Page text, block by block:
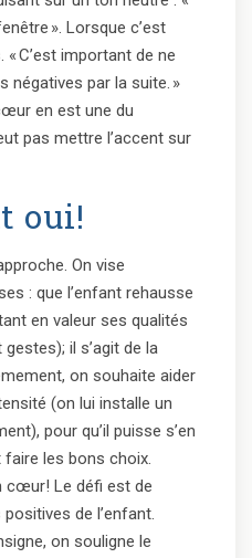
». Lorsque c’est
« C’est important de ne
négatives par la suite. »
en est une du
pas mettre l’accent sur
oui!
On vise
: que l’enfant rehausse
en valeur ses qualités
il s’agit de la
on souhaite aider
(on lui installe un
pour qu’il puisse s’en
les bons choix.
cœur! Le défi est de
de l’enfant.
on souligne le